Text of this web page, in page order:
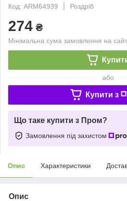
Код: ARM64939
Роздріб
274 ₴
Мінімальна сума замовлення на
або
Купити з
Що таке купити з Пром?
Замовлення під захистом
Опис Характеристики
Опис